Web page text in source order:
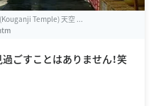
Temple) 天空 ...
ごすことはありません！笑